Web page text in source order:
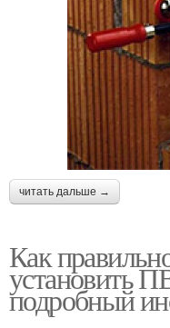
читать дальше →
Как
установить
подробный